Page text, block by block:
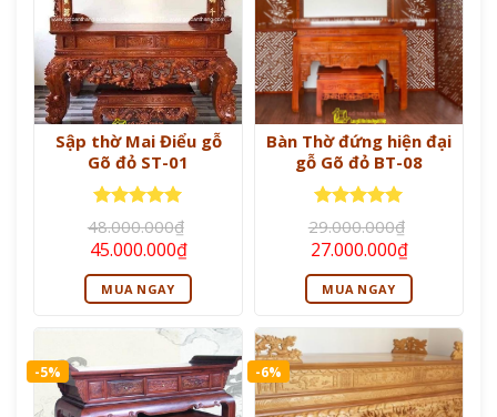
Sập thờ Mai Điểu gỗ
Gõ đỏ ST-01
Được xếp
hạng55
sao
48.000.000₫
Giá
gốc
là:
48.000.000₫.
45.000.000₫Giá
hiện
tại
là:
MUA NGAY
Bàn Thờ đứng hiện đại
gỗ Gõ đỏ BT-08
Được xếp
hạng55
sao
29.000.000₫
Giá
gốc
là:
29.000.000₫.
27.000.000₫Giá
hiện
tại
là:
MUA NGAY
-5% -6%